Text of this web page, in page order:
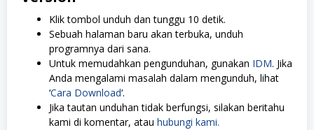
Klik tombol unduh dan tunggu 10 detik.
Sebuah halaman baru akan terbuka, unduh
programnya dari sana.
Untuk memudahkan pengunduhan, gunakan IDM. Jika
Anda mengalami masalah dalam mengunduh, lihat
‘Cara Download‘.
Jika tautan unduhan tidak berfungsi, silakan beritahu
kami di komentar, atau hubungi kami.